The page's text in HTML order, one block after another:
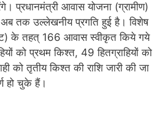
प्रधानमंत्री आवास योजना (ग्रामीण)
अब तक उल्लेखनीय प्रगति हुई है। विशेष
के तहत् 166 आवास स्वीकृत किये गये
को प्रथम किश्त, 49 हितग्राहियों को
को तृतीय किश्त की राशि जारी की जा
हो चुके हैं।